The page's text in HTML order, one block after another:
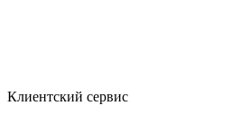
Клиентский сервис